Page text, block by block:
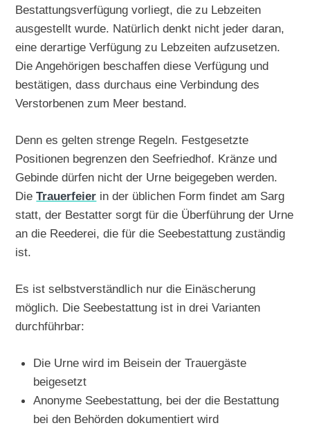
Bestattungsverfügung vorliegt, die zu Lebzeiten
ausgestellt wurde. Natürlich denkt nicht jeder daran,
eine derartige Verfügung zu Lebzeiten aufzusetzen.
Die Angehörigen beschaffen diese Verfügung und
bestätigen, dass durchaus eine Verbindung des
Verstorbenen zum Meer bestand.
Denn es gelten strenge Regeln. Festgesetzte
Positionen begrenzen den Seefriedhof. Kränze und
Gebinde dürfen nicht der Urne beigegeben werden.
DieTrauerfeier in der üblichen Form findet am Sarg
statt, der Bestatter sorgt für die Überführung der Urne
an die Reederei, die für die Seebestattung zuständig
ist.
Es ist selbstverständlich nur die Einäscherung
möglich. Die Seebestattung ist in drei Varianten
durchführbar:
Die Urne wird im Beisein der Trauergäste
beigesetzt
Anonyme Seebestattung, bei der die Bestattung
bei den Behörden dokumentiert wird